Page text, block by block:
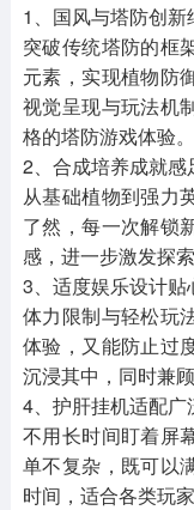
1、国风与塔防创新
突破传统塔防的框
元素，实现植物防
视觉呈现与玩法机
格的塔防游戏体验。
2、合成培养成就感
从基础植物到强力
了然，每一次解锁
感，进一步激发探索
3、适度娱乐设计贴
体力限制与轻松玩
体验，又能防止过
沉浸其中，同时兼
4、护肝挂机适配广
不用长时间盯着屏
单不复杂，既可以
时间，适合各类玩家